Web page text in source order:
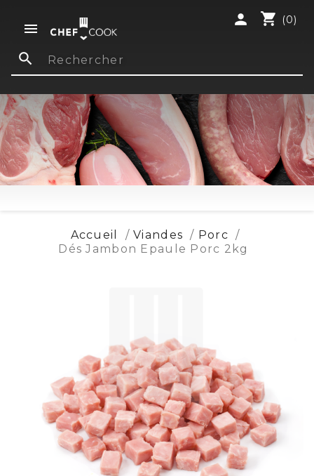

shopping_cart (0)
person
search
Accueil Viandes
Porc
Dés Jambon Epaule Porc 2kg